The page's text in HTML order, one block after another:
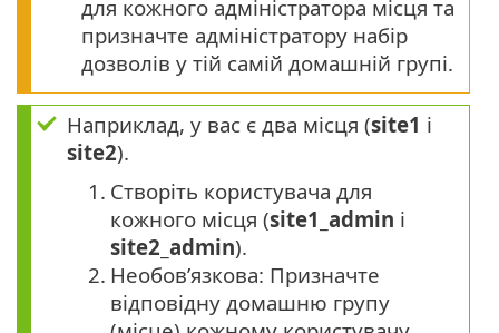
для кожного адміністратора місця та
призначте адміністратору набір
дозволів у тій самій домашній групі.
Наприклад, у вас є два місця (site1 і
site2).
1. Створіть користувача для
кожного місця (site1_admin і
site2_admin).
2. Необов’язкова: Призначте
відповідну домашню групу